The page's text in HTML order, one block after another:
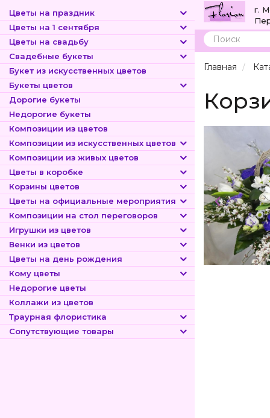
Цветы на праздник
Цветы на 1 сентября
Цветы на свадьбу
Свадебные букеты
Букет из искусственных цветов
Букеты цветов
Дорогие букеты
Недорогие букеты
Композиции из цветов
Композиции из искусственных цветов
Композиции из живых цветов
Цветы в коробке
Корзины цветов
Цветы на официальные мероприятия
Композиции на стол переговоров
Игрушки из цветов
Венки из цветов
Цветы на день рождения
Кому цветы
Недорогие цветы
Коллажи из цветов
Траурная флористика
Сопутствующие товары
г.
Поиск
Главная